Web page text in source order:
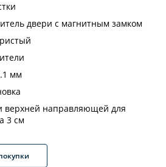
двери с магнитным замком
мм
верхней направляющей для
3 см